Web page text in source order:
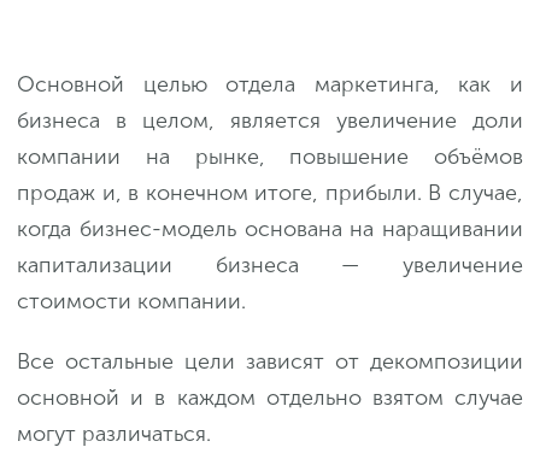
Основной целью отдела маркетинга, как и
бизнеса в целом, является увеличение доли
компании на рынке, повышение объёмов
продаж и, в конечном итоге, прибыли. В случае,
когда бизнес-модель основана на наращивании
капитализации бизнеса — увеличение
стоимости компании.
Все остальные цели зависят от декомпозиции
основной и в каждом отдельно взятом случае
могут различаться.